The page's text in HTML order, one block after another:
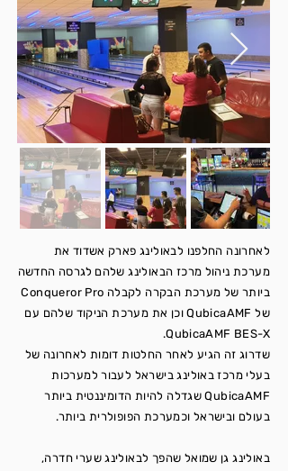
לאחרונה החלפנו לבאולינג פארק אשדוד את
מערכת ניהול מרכז הבאולינג שלהם לגרסה החדשה
ביותר של מערכת הבקרה לקבלה Conqueror Pro
של QubicaAMF וכן את מערכת הניקוד שלהם עם
QubicaAMF BES-X.
שדרוג זה הגיע לאחר החלטות דומות לאחרונה של
בעלי מרכז באולינג בישראל לעבור למערכות
QubicaAMF שגדלה להיות הדומיננטית ביותר
בעולם ובישראל וכמערכת הפופולרית ביותר.
באולינג גן שמואל שהפך לבאולינג שערי חדרה,